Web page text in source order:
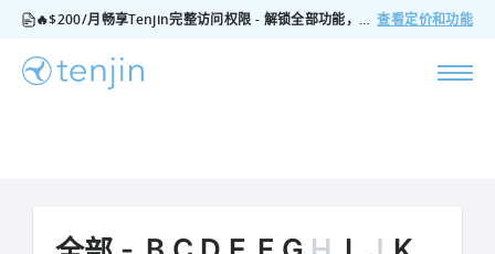
🔥$200/月畅享Tenjin完整访问权限 - 解锁全部功能，无隐藏费用，随时可取消 查看定价和功能